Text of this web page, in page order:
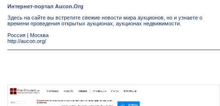
Интернет-портал Aucon.Org
Здесь на сайте вы встретите свежие новости мира аукционов, но и узнаете о
времени проведения открытых аукционах, аукционах недвижимости.
Россия | Москва
http://aucon.org/